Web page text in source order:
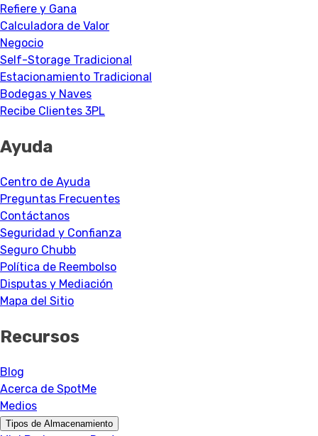
Refiere y Gana
Calculadora de Valor
Negocio
Self-Storage Tradicional
Estacionamiento Tradicional
Bodegas y Naves
Recibe Clientes 3PL
Ayuda
Centro de Ayuda
Preguntas Frecuentes
Contáctanos
Seguridad y Confianza
Seguro Chubb
Política de Reembolso
Disputas y Mediación
Mapa del Sitio
Recursos
Blog
Acerca de SpotMe
Medios
Tipos de Almacenamiento